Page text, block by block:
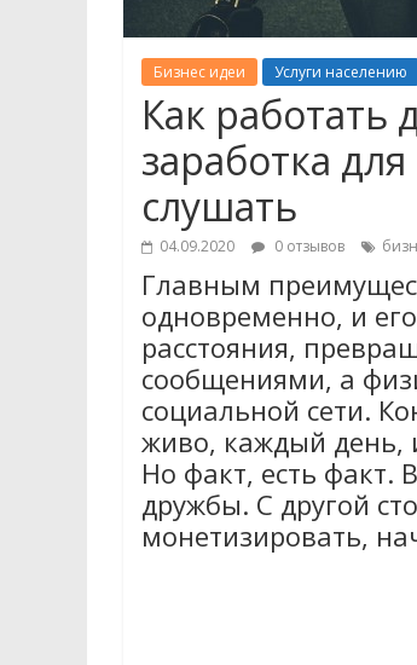
Бизнес идеи Услуги населению
Как работать
заработка
слушать
04.09.2020 0 отзывов
Главным
одновременно, и
расстояния,
сообщениями, а
социальной сети.
живо, каждый день,
Но факт, есть факт.
дружбы. С другой
монетизировать,